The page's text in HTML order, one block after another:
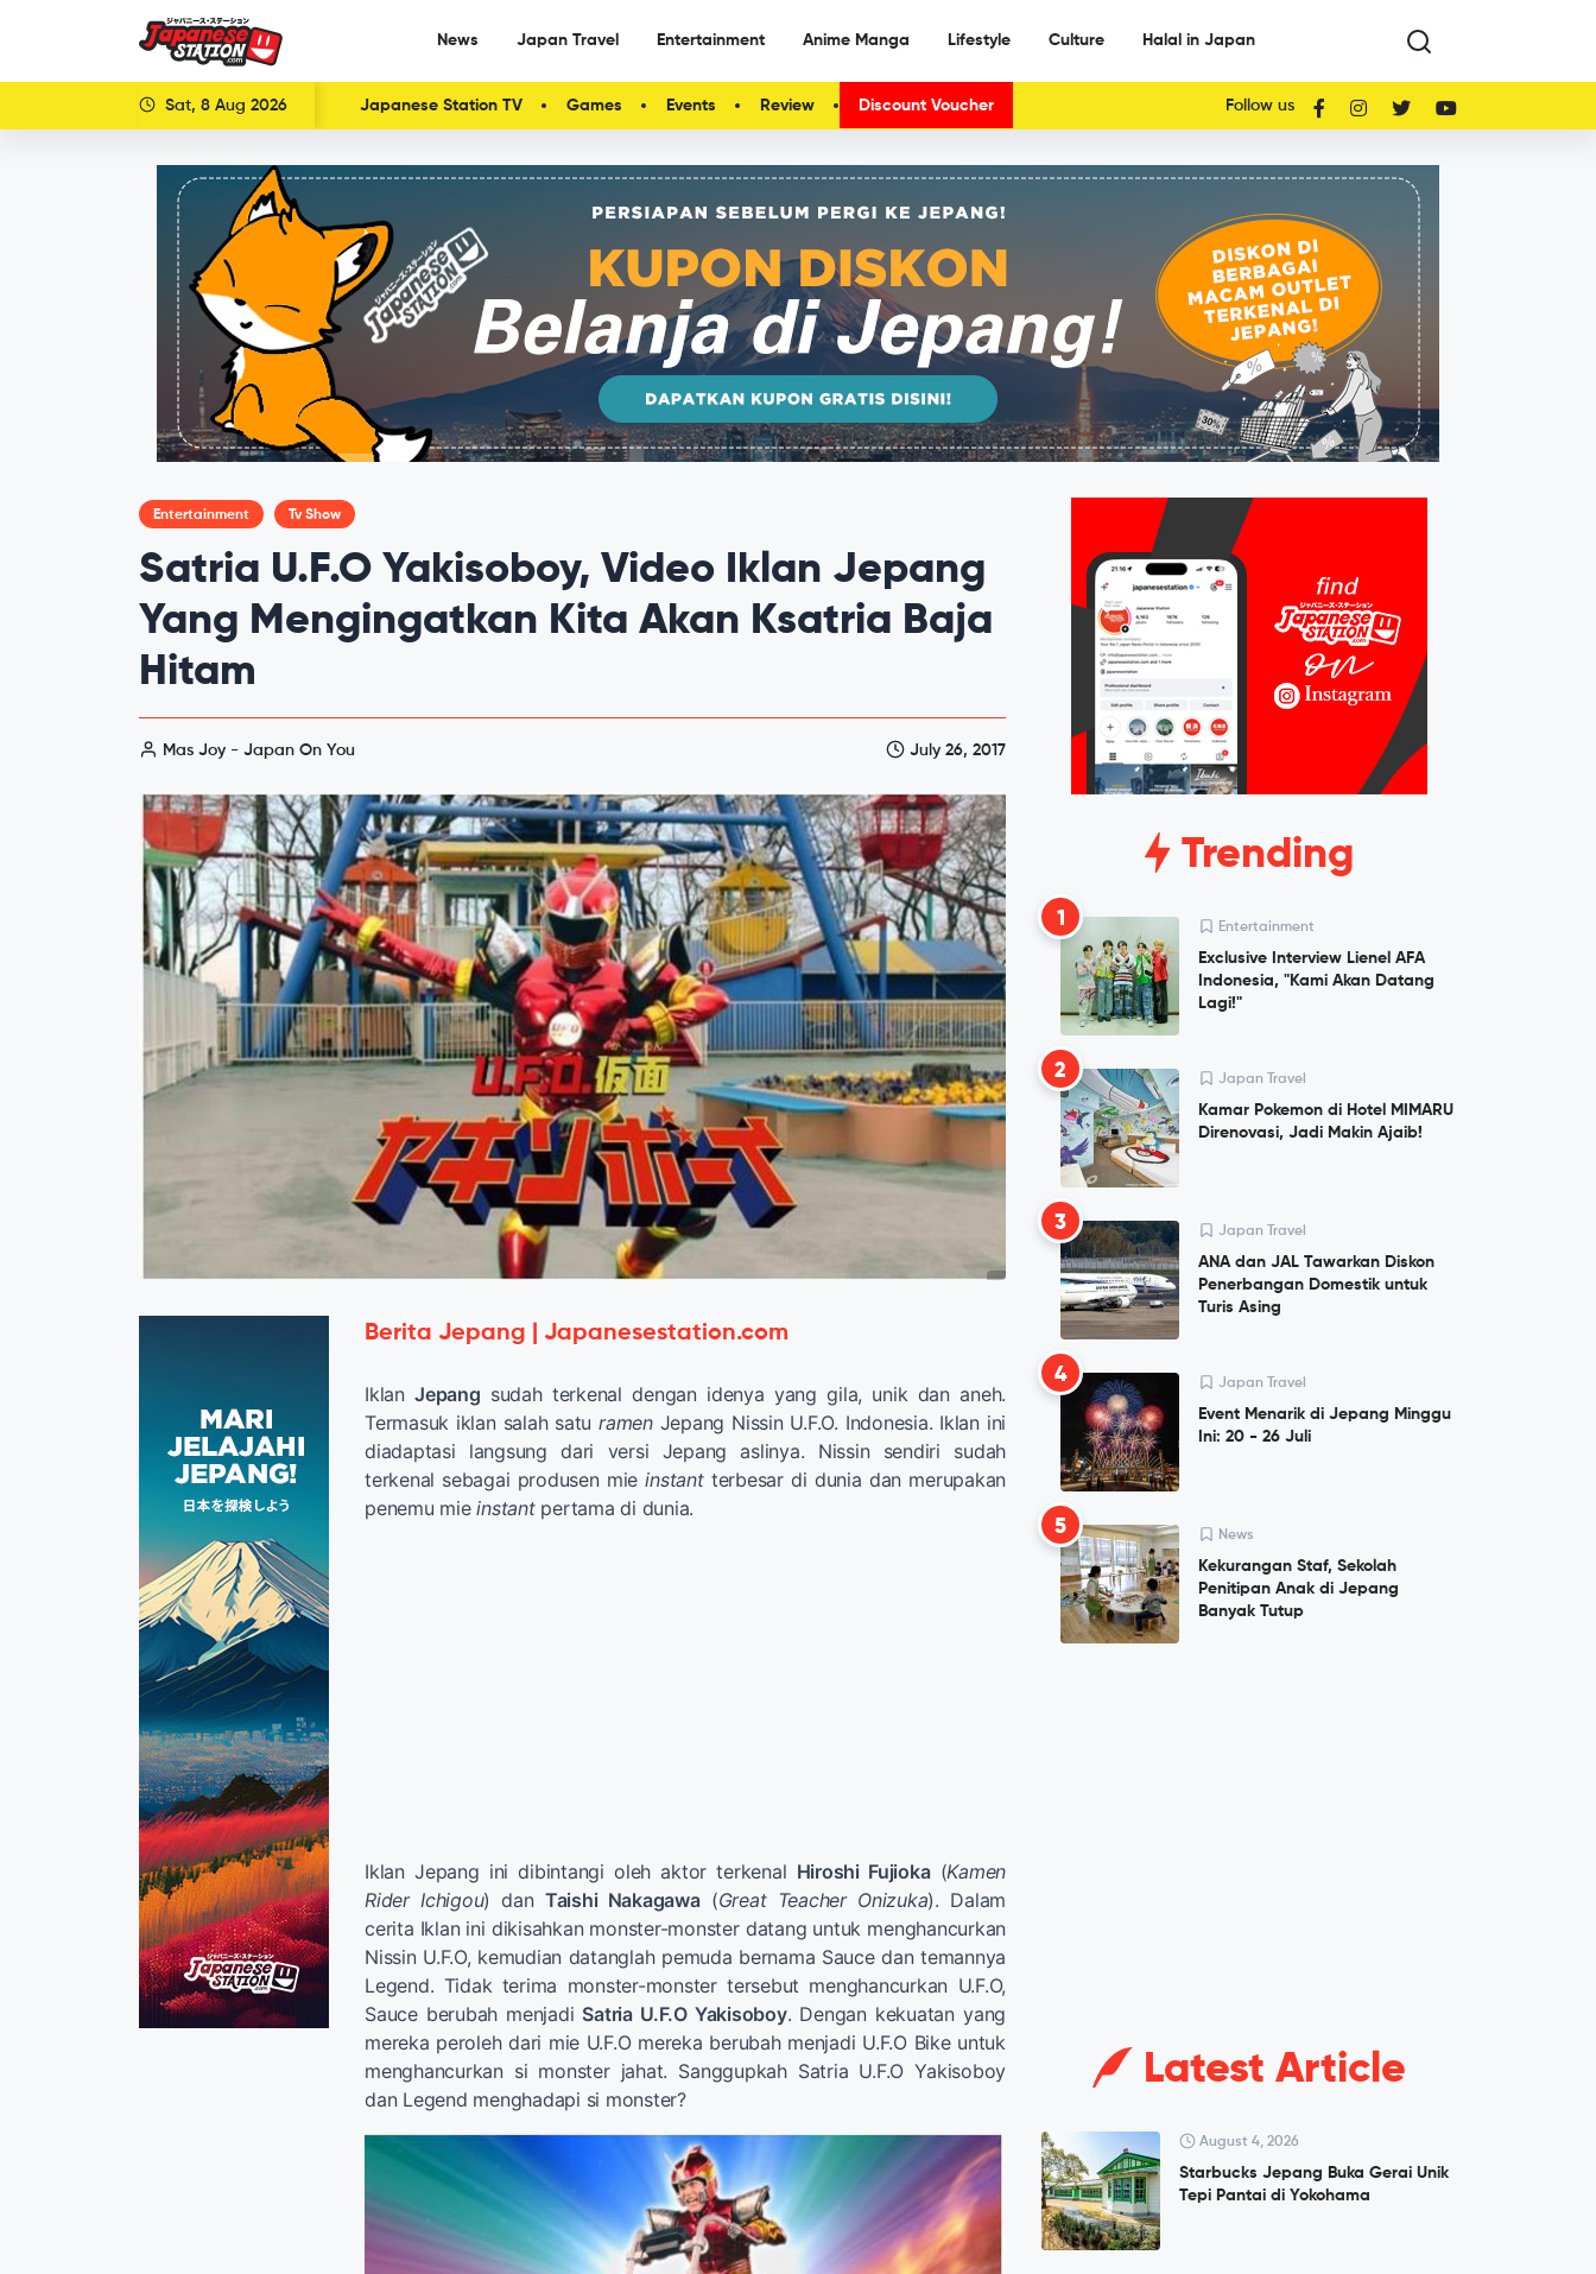
News Japan Travel Entertainment Anime Manga Lifestyle Culture Halal in Japan
Sat, 8 Aug 2026 Japanese Station TV Games Events Review Discount Voucher Follow us
Entertainment Tv Show
Satria U.F.O Yakisoboy, Video Iklan Jepang
Yang Mengingatkan Kita Akan Ksatria Baja
Hitam
Mas Joy - Japan On You July 26, 2017
Berita Jepang | Japanesestation.com
IklanJepang sudah terkenal dengan idenya yang gila, unik dan aneh.
Termasuk iklan salah satu ramenJepang Nissin U.F.O. Indonesia. Iklan ini
diadaptasi langsung dari versi Jepang aslinya. Nissin sendiri sudah
terkenal sebagai produsen mieinstantterbesar di dunia dan merupakan
penemu mieinstantpertama di dunia.
Iklan Jepang ini dibintangi oleh aktor terkenal Hiroshi Fujioka(Kamen
Rider Ichigou) dan Taishi Nakagawa(Great Teacher Onizuka). Dalam
cerita Iklan ini dikisahkan monster-monster datang untuk menghancurkan
Nissin U.F.O, kemudian datanglah pemuda bernama Sauce dan temannya
Legend. Tidak terima monster-monster tersebut menghancurkan U.F.O,
Sauce berubah menjadi Satria U.F.O Yakisoboy. Dengan kekuatan yang
mereka peroleh dari mie U.F.O mereka berubah menjadi U.F.O Bike untuk
menghancurkan si monster jahat. Sanggupkah Satria U.F.O Yakisoboy
dan Legend menghadapi si monster?
Trending
1 Entertainment
Exclusive Interview Lienel AFA
Indonesia, "Kami Akan Datang
Lagi!"
2 Japan Travel
Kamar Pokemon di Hotel MIMARU
Direnovasi, Jadi Makin Ajaib!
3 Japan Travel
ANA dan JAL Tawarkan Diskon
Penerbangan Domestik untuk
Turis Asing
4 Japan Travel
Event Menarik di Jepang Minggu
Ini: 20 - 26 Juli
5 News
Kekurangan Staf, Sekolah
Penitipan Anak di Jepang
Banyak Tutup
Latest Article
August 4, 2026
Starbucks Jepang Buka Gerai Unik
Tepi Pantai di Yokohama